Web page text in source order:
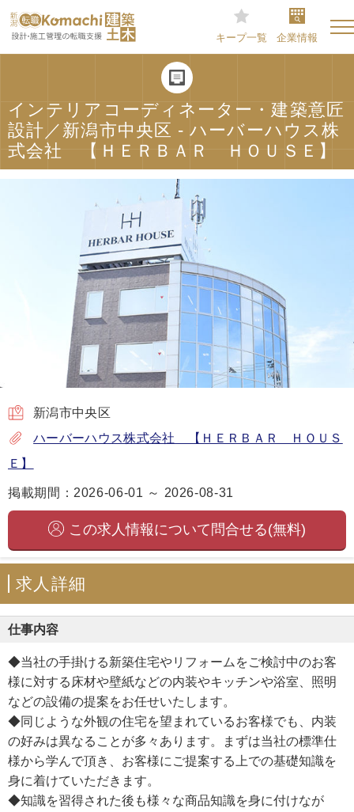
キープ一覧 企業情報
インテリアコーディネーター・建築意匠
設計／新潟市中央区 - ハーバーハウス株
式会社 【ＨＥＲＢＡＲ ＨＯＵＳＥ】
新潟市中央区
ハーバーハウス株式会社 【ＨＥＲＢＡＲ ＨＯＵＳ
Ｅ】
掲載期間：2026-06-01 ～ 2026-08-31
この求人情報について問合せる(無料)
求人詳細
仕事内容
◆当社の手掛ける新築住宅やリフォームをご検討中のお客
様に対する床材や壁紙などの内装やキッチンや浴室、照明
などの設備の提案をお任せいたします。
◆同じような外観の住宅を望まれているお客様でも、内装
の好みは異なることが多々あります。まずは当社の標準仕
様から学んで頂き、お客様にご提案する上での基礎知識を
身に着けていただきます。
◆知識を習得された後も様々な商品知識を身に付けなが